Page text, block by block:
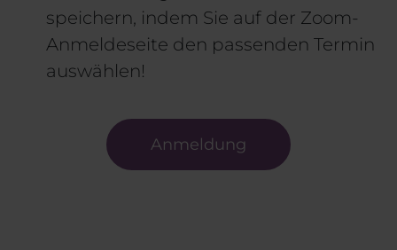
speichern, indem Sie auf der Zoom-
Anmeldeseite den passenden Termin
auswählen!
Anmeldung